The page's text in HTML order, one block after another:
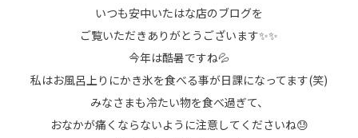
いつも安中いたはな店のブログを
ご覧いただきありがとうございます✨✨
今年は酷暑ですね💦
私はお風呂上りにかき氷を食べる事が日課になってます(笑)
みなさまも冷たい物を食べ過ぎて、
おなかが痛くならないように注意してくださいね😓